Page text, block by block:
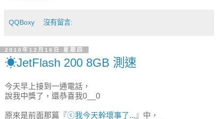
QQBoxy 沒有留言:
2010年12月16日 星期四
☀JetFlash 200 8GB 測速
今天早上接到一通電話，
說我中獎了，還恭喜我0__0
原來是前面那篇『ⓒ我今天幹壞事了... 』中，